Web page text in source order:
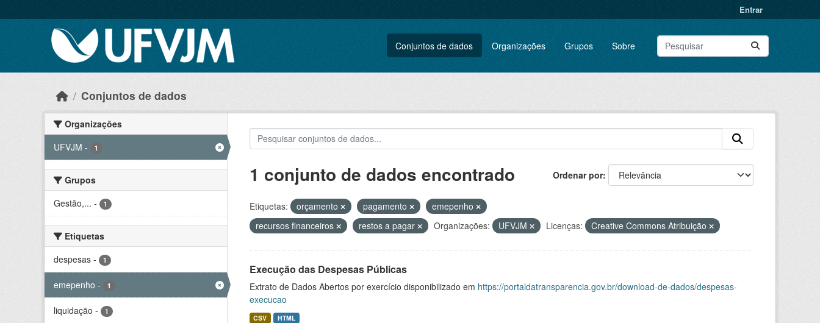
Entrar
Conjuntos de dados Organizações Grupos Sobre
Conjuntos de dados
Organizações
UFVJM - 1
Grupos
Gestão,... - 1
Etiquetas
despesas - 1
emepenho - 1
liquidação - 1
Ordenar por
1 conjunto de dados encontrado
Etiquetas: orçamento pagamento
emepenho
recursos financeiros
restos a pagar Organizações: UFVJM Licenças: Creative Commons Atribuição
Execução das Despesas Públicas
Extrato de Dados Abertos por exercício disponibilizado em https://portaldatransparencia.gov.br/download-de-dados/despesas-
execucao
CSV HTML